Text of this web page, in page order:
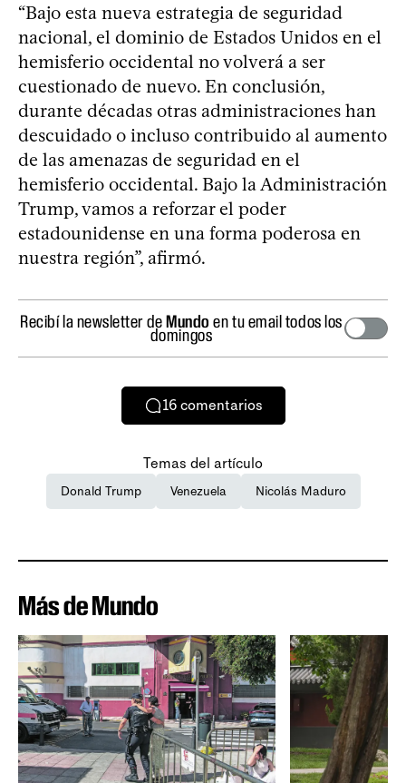
“Bajo esta nueva estrategia de seguridad
nacional, el dominio de Estados Unidos en el
hemisferio occidental no volverá a ser
cuestionado de nuevo. En conclusión,
durante décadas otras administraciones han
descuidado o incluso contribuido al aumento
de las amenazas de seguridad en el
hemisferio occidental. Bajo la Administración
Trump, vamos a reforzar el poder
estadounidense en una forma poderosa en
nuestra región”, afirmó.
Recibí la newsletter deMundo en tu email todos los
domingos
16 comentarios
Temas del artículo
Donald Trump Venezuela Nicolás Maduro
Más de Mundo